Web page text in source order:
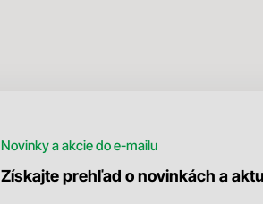
Novinky a akcie do e-mailu
Získajte prehľad o novinkách a